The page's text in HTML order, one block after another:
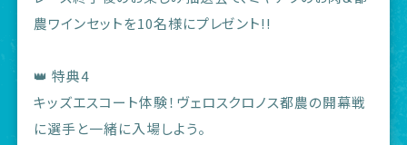
農ワインセットを10名様にプレゼント!!
👑 特典4
キッズエスコート体験！ヴェロスクロノス都農の開幕戦
に選手と一緒に入場しよう。